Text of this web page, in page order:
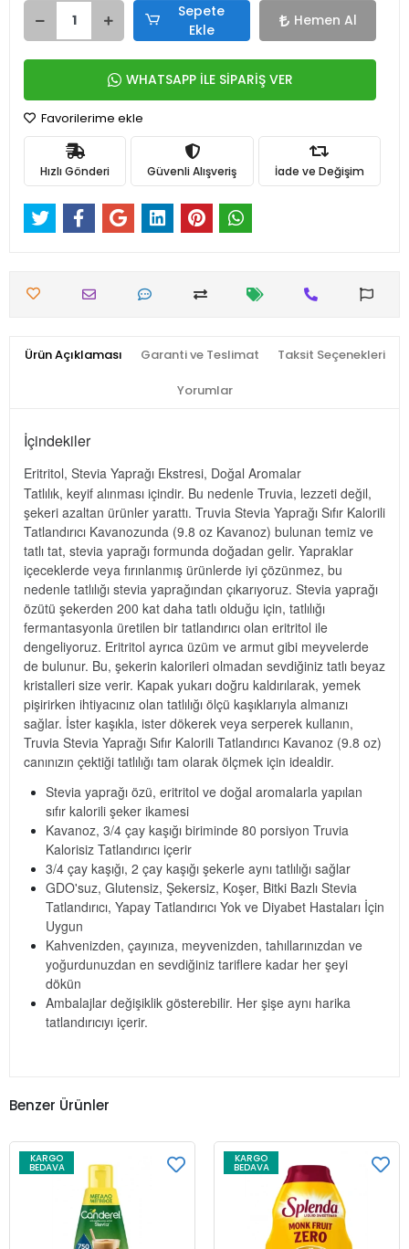
Sepete
Ekle
Hemen Al
WHATSAPP İLE SİPARİŞ VER
Favorilerime ekle
Hızlı Gönderi Güvenli Alışveriş İade ve Değişim
Ürün Açıklaması Garanti ve Teslimat Taksit Seçenekleri
Yorumlar
İçindekiler
Eritritol, Stevia Yaprağı Ekstresi, Doğal Aromalar
Tatlılık, keyif alınması içindir. Bu nedenle Truvia, lezzeti değil,
şekeri azaltan ürünler yarattı. Truvia Stevia Yaprağı Sıfır Kalorili
Tatlandırıcı Kavanozunda (9.8 oz Kavanoz) bulunan temiz ve
tatlı tat, stevia yaprağı formunda doğadan gelir. Yapraklar
içeceklerde veya fırınlanmış ürünlerde iyi çözünmez, bu
nedenle tatlılığı stevia yaprağından çıkarıyoruz. Stevia yaprağı
özütü şekerden 200 kat daha tatlı olduğu için, tatlılığı
fermantasyonla üretilen bir tatlandırıcı olan eritritol ile
dengeliyoruz. Eritritol ayrıca üzüm ve armut gibi meyvelerde
de bulunur. Bu, şekerin kalorileri olmadan sevdiğiniz tatlı beyaz
kristalleri size verir. Kapak yukarı doğru kaldırılarak, yemek
pişirirken ihtiyacınız olan tatlılığı ölçü kaşıklarıyla almanızı
sağlar. İster kaşıkla, ister dökerek veya serperek kullanın,
Truvia Stevia Yaprağı Sıfır Kalorili Tatlandırıcı Kavanoz (9.8 oz)
canınızın çektiği tatlılığı tam olarak ölçmek için idealdir.
Stevia yaprağı özü, eritritol ve doğal aromalarla yapılan
sıfır kalorili şeker ikamesi
Kavanoz, 3/4 çay kaşığı biriminde 80 porsiyon Truvia
Kalorisiz Tatlandırıcı içerir
3/4 çay kaşığı, 2 çay kaşığı şekerle aynı tatlılığı sağlar
GDO'suz, Glutensiz, Şekersiz, Koşer, Bitki Bazlı Stevia
Tatlandırıcı, Yapay Tatlandırıcı Yok ve Diyabet Hastaları İçin
Uygun
Kahvenizden, çayınıza, meyvenizden, tahıllarınızdan ve
yoğurdunuzdan en sevdiğiniz tariflere kadar her şeyi
dökün
Ambalajlar değişiklik gösterebilir. Her şişe aynı harika
tatlandırıcıyı içerir.
Benzer Ürünler
KARGO
BEDAVA
KARGO
BEDAVA